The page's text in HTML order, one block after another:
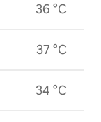
36 °C
37 °C
34 °C